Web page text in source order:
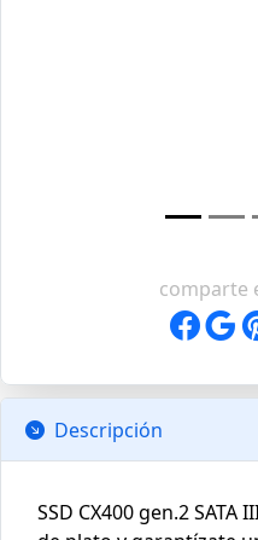
comparte
Descripción
SSD CX400 gen.2 SATA